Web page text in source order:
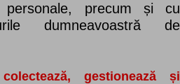
personale, precum și cu
dumneavoastră de
gestionează și